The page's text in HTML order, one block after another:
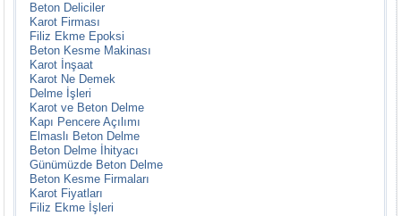
Beton Deliciler
Karot Firması
Filiz Ekme Epoksi
Beton Kesme Makinası
Karot İnşaat
Karot Ne Demek
Delme İşleri
Karot ve Beton Delme
Kapı Pencere Açılımı
Elmaslı Beton Delme
Beton Delme İhityacı
Günümüzde Beton Delme
Beton Kesme Firmaları
Karot Fiyatları
Filiz Ekme İşleri